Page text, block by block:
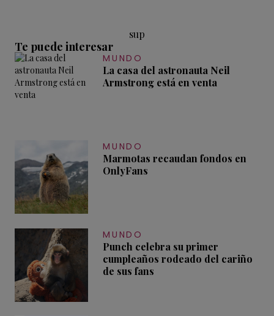
sup
Te puede interesar
MUNDO
La casa del astronauta Neil
Armstrong está en venta
MUNDO
Marmotas recaudan fondos en
OnlyFans
MUNDO
Punch celebra su primer
cumpleaños rodeado del cariño
de sus fans